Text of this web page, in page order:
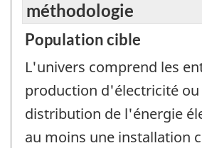
méthodologie
Population cible
L'univers comprend les
production d'électricité ou
distribution de l'énergie
au moins une installation